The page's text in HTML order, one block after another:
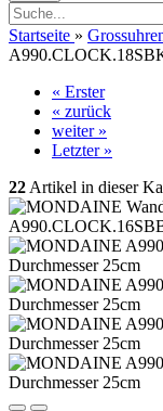
Startseite »
« Erster
« zurück
weiter »
Letzter »
22 Artikel in dieser